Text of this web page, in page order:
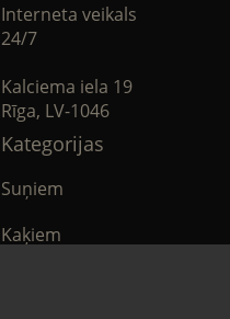
Interneta veikals
24/7
Kalciema iela 19
Rīga, LV-1046
Kategorijas
Suņiem
Kaķiem